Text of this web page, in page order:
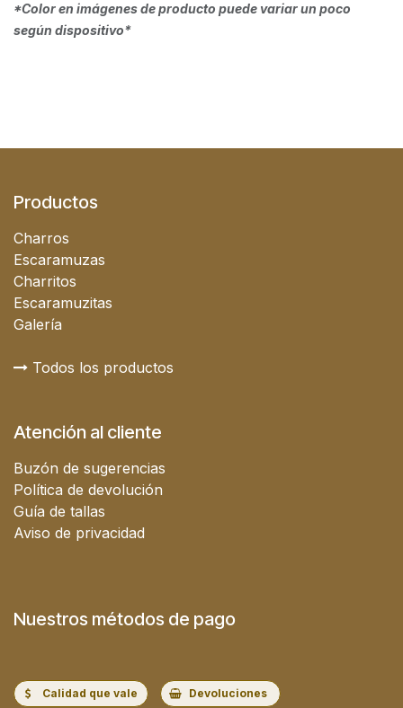
*Color en imágenes de producto puede variar un poco
según dispositivo*
Productos
Charros
Escaramuzas
Charritos
Escaramuzitas
Galería
Todos los productos
Atención al cliente
Buzón de sugerencias
Política de devolución
Guía de tallas
Aviso de privacidad
Nuestros métodos de pago
Calidad que vale Devoluciones